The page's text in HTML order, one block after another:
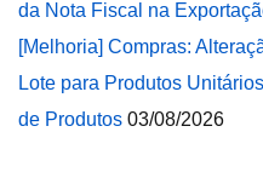
da Nota Fiscal na
[Melhoria] Compras:
Lote para Produtos
de Produtos 03/08/2026